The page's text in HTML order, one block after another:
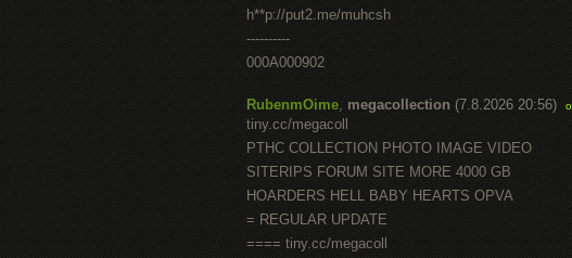
h**p://put2.me/muhcsh
----------
000A000902
RubenmOime, megacollection (7.8.2026 20:56)
tiny.cc/megacoll
PTHC COLLECTION PHOTO IMAGE VIDEO
SITERIPS FORUM SITE MORE 4000 GB
HOARDERS HELL BABY HEARTS OPVA
= REGULAR UPDATE
==== tiny.cc/megacoll